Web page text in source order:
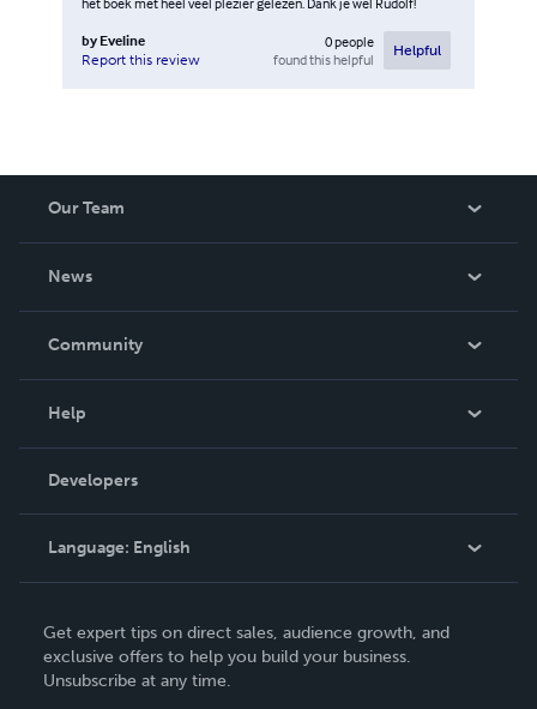
by Eveline
Report this review
0people
found this helpful
Helpful
Our Team
News
In The News
Community
Podcast
Help
Order Lookup
Knowledge Base
Contact Support
Developers
Language: English
Deutsch
Français
Get expert tips on direct sales, audience growth, and
exclusive offers to help you build your business.
Unsubscribe at any time.